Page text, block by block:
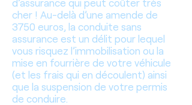
d’assurance qui peut coûter très
cher ! Au-delà d’une amende de
3750 euros, la conduite sans
assurance est un délit pour lequel
vous risquez l’immobilisation ou la
mise en fourrière de votre véhicule
(et les frais qui en découlent) ainsi
que la suspension de votre permis
de conduire.